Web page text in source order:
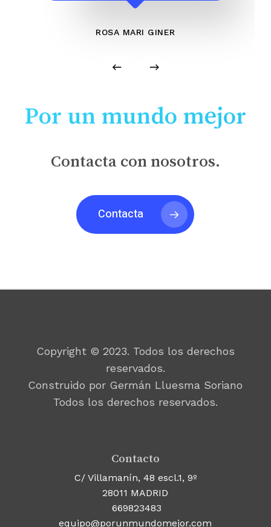
ROSA MARI GINER
Por un mundo mejor
Contacta con nosotros.
Contacta
Copyright © 2023. Todos los derechos
reservados.
Construido por Germán Lluesma Soriano
Todos los derechos reservados.
Contacto
C/ Villamanín, 48 escl.1, 9º
28011 MADRID
669823483
equipo@porunmundomejor.com